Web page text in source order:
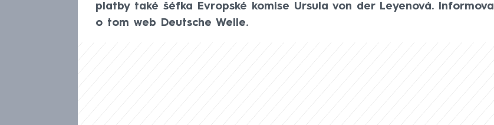
platby také šéfka Evropské komise Ursula von der Leyenová. Informoval
o tom web Deutsche Welle.